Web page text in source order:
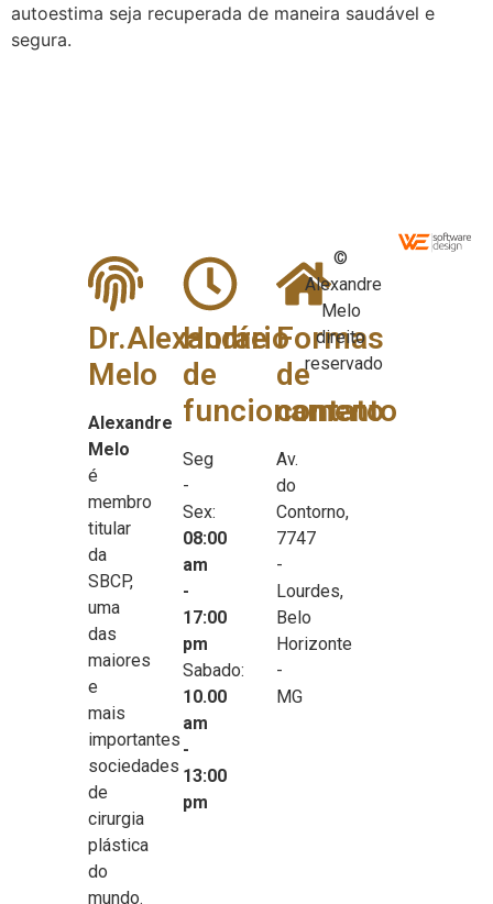
autoestima seja recuperada de maneira saudável e
segura.
Dr.Alexandre
Melo
Alexandre
Melo
é
membro
titular
da
SBCP,
uma
das
maiores
e
mais
importantes
sociedades
de
cirurgia
plástica
do
mundo.
Horário
de
funcionamento
Seg
-
Sex:
08:00
am
-
17:00
pm
Sabado:
10.00
am
-
13:00
pm
Formas
de
contato
Av.
do
Contorno,
7747
-
Lourdes,
Belo
Horizonte
-
MG
©
Alexandre
Melo
direito
reservado